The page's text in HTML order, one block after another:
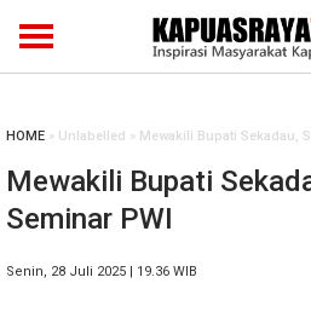
HOME » Unlabelled » Mewakili Bupati Sekadau,
Mewakili Bupati
Seminar PWI
Senin, 28 Juli 2025 | 19.36 WIB